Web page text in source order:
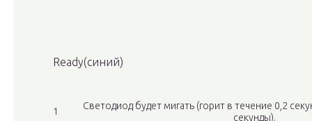
Ready(синий)
1
Светодиод будет мигать (горит в течение 0,2
секунды).